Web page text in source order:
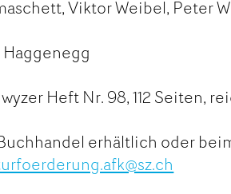
Viktor Weibel, Peter
Heft Nr. 98, 112 Seiten,
erhältlich oder